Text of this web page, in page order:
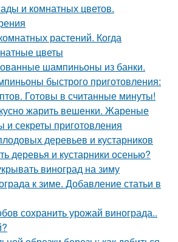
и комнатных цветов.
растений. Когда
цветы
шампиньоны из банки.
быстрого приготовления:
Готовы в считанные минуты!
жарить вешенки. Жареные
секреты приготовления
деревьев и кустарников
деревья и кустарники осенью?
виноград на зиму
к зиме. Добавление статьи в
сохранить урожай винограда..